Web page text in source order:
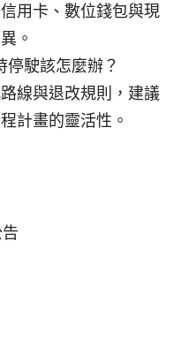
用卡、數位錢包與現
。
停駛該怎麼辦？
線與退改規則，建議
計畫的靈活性。